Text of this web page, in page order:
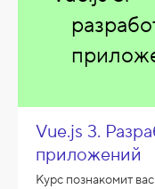
Vue.js 3.
приложений
Курс познакомит